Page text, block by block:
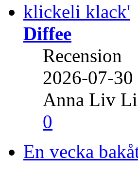
Diffee
Recension
2026-07-30
Anna Liv
0
En vecka